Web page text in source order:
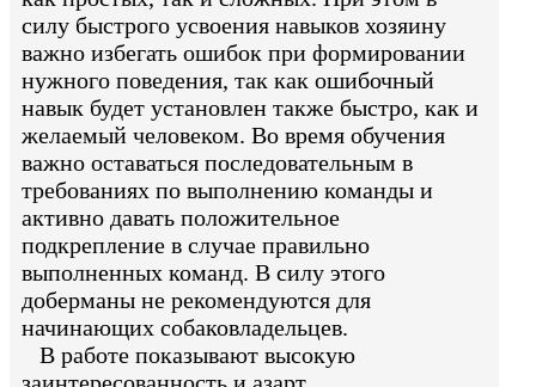
силу быстрого усвоения навыков хозяину
важно избегать ошибок при формировании
нужного поведения, так как ошибочный
навык будет установлен также быстро, как и
желаемый человеком. Во время обучения
важно оставаться последовательным в
требованиях по выполнению команды и
активно давать положительное
подкрепление в случае правильно
выполненных команд. В силу этого
доберманы не рекомендуются для
начинающих собаковладельцев.
В работе показывают высокую